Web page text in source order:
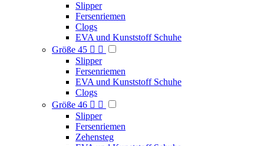
Slipper
Fersenriemen
Clogs
EVA und Kunststoff Schuhe
Größe 45  
Slipper
Fersenriemen
EVA und Kunststoff Schuhe
Clogs
Größe 46  
Slipper
Fersenriemen
Zehensteg